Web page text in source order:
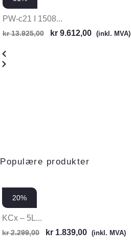
PW-c21 I 1508...
kr13.925,00 kr9.612,00 (inkl. MVA)
Populære produkter
20%
KCx – 5L...
kr2.299,00 kr 1.839,00 (inkl. MVA)